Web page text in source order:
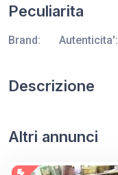
Peculiarita
Brand: Autenticita':
Descrizione
Altri annunci